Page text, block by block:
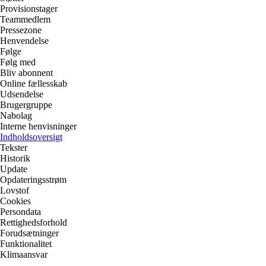
Provisionstager
Teammedlem
Pressezone
Henvendelse
Følge
Følg med
Bliv abonnent
Online fællesskab
Udsendelse
Brugergruppe
Nabolag
Interne henvisninger
Indholdsoversigt
Tekster
Historik
Update
Opdateringsstrøm
Lovstof
Cookies
Persondata
Rettighedsforhold
Forudsætninger
Funktionalitet
Klimaansvar